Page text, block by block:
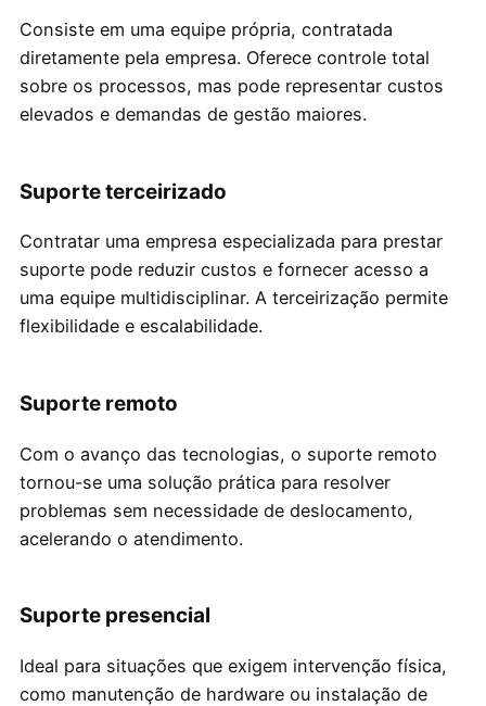
Consiste em uma equipe própria, contratada
diretamente pela empresa. Oferece controle total
sobre os processos, mas pode representar custos
elevados e demandas de gestão maiores.
Suporte terceirizado
Contratar uma empresa especializada para prestar
suporte pode reduzir custos e fornecer acesso a
uma equipe multidisciplinar. A terceirização permite
flexibilidade e escalabilidade.
Suporte remoto
Com o avanço das tecnologias, o suporte remoto
tornou-se uma solução prática para resolver
problemas sem necessidade de deslocamento,
acelerando o atendimento.
Suporte presencial
Ideal para situações que exigem intervenção física,
como manutenção de hardware ou instalação de